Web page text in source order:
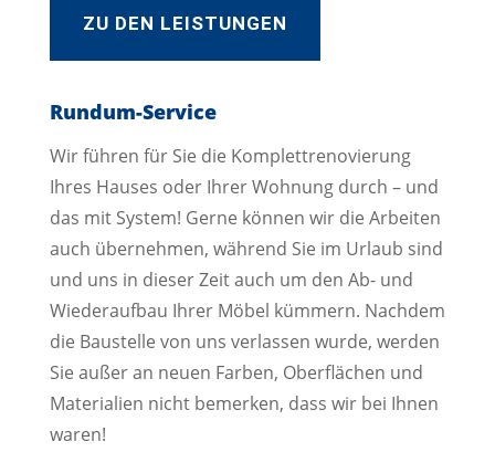
ZU DEN LEISTUNGEN
Rundum-Service
Wir führen für Sie die Komplettrenovierung
Ihres Hauses oder Ihrer Wohnung durch – und
das mit System! Gerne können wir die Arbeiten
auch übernehmen, während Sie im Urlaub sind
und uns in dieser Zeit auch um den Ab- und
Wiederaufbau Ihrer Möbel kümmern. Nachdem
die Baustelle von uns verlassen wurde, werden
Sie außer an neuen Farben, Oberflächen und
Materialien nicht bemerken, dass wir bei Ihnen
waren!